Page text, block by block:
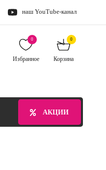
наш YouTube-канал
0
Избранное
0
Корзина
БЕЗАЛКОГОЛЬНЫЕ
АКЦИИ